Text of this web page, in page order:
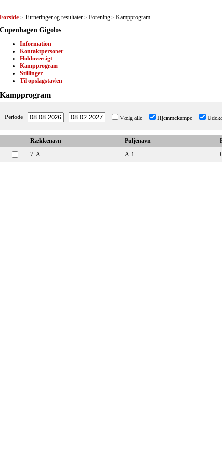
Forside > Turneringer og resultater > Forening > Kampprogram
Copenhagen Gigolos
Information
Kontaktpersoner
Holdoversigt
Kampprogram
Stillinger
Til opslagstavlen
Kampprogram
Periode Vælg alle Hjemmekampe
Rækkenavn Puljenavn
7. A.
A-1